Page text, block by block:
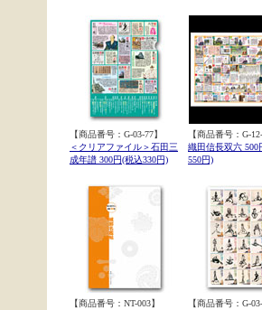
【商品番号：G-03-77】
＜クリアファイル＞石田三
成年譜 300円(税込330円)
【商品番号：G-
織田信長双六 500
550円)
【商品番号：NT-003】
【商品番号：G-